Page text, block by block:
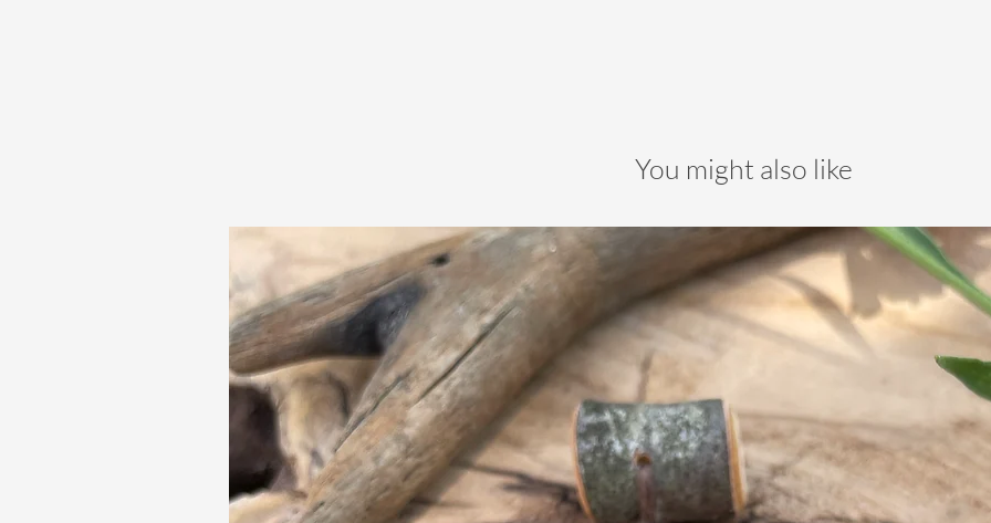
You might also like